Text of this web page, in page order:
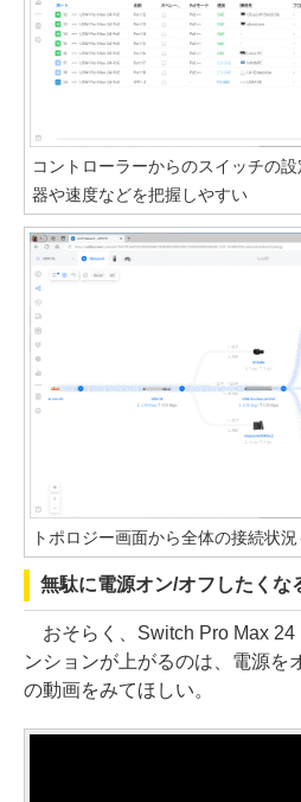
コントローラーからのスイッチの
器や速度などを把握しやすい
トポロジー画面から全体の接続状
無駄に電源オン/オフしたくな
おそらく、Switch Pro Max 24
ンションが上がるのは、電源を
の動画をみてほしい。